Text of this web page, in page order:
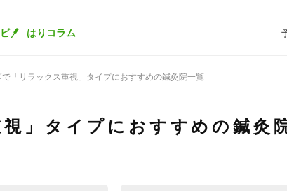
はりコラム
「リラックス重視」タイプにおすすめの鍼灸院一覧
」タイプにおすすめの鍼灸